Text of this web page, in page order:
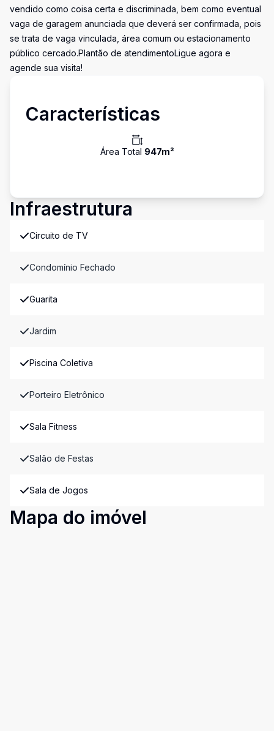
vendido como coisa certa e discriminada, bem como eventual
vaga de garagem anunciada que deverá ser confirmada, pois
se trata de vaga vinculada, área comum ou estacionamento
público cercado.Plantão de atendimentoLigue agora e
agende sua visita!
Características
Área Total 947m²
Infraestrutura
Circuito de TV
Condomínio Fechado
Guarita
Jardim
Piscina Coletiva
Porteiro Eletrônico
Sala Fitness
Salão de Festas
Sala de Jogos
Mapa do imóvel